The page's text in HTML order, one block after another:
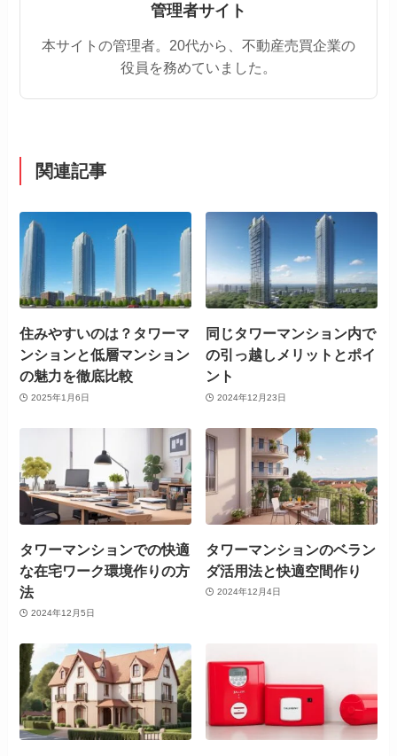
管理者サイト
本サイトの管理者。20代から、不動産売買企業の
役員を務めていました。
関連記事
住みやすいのは？タワーマ
ンションと低層マンション
の魅力を徹底比較
2025年1月6日
同じタワーマンション内で
の引っ越しメリットとポイ
ント
2024年12月23日
タワーマンションでの快適
な在宅ワーク環境作りの方
法
2024年12月5日
タワーマンションのベラン
ダ活用法と快適空間作り
2024年12月4日